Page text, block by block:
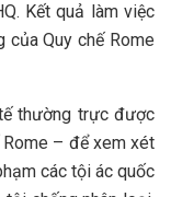
Kết quả làm việc
của Quy chế Rome
thường trực được
– để xem xét
các tội ác quốc